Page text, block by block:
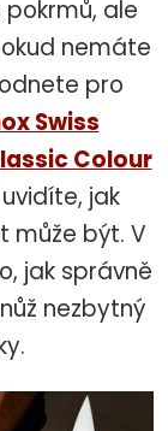
ale
nemáte
pro
Swiss
Colour
jak
může být. V
jak správně
nezbytný